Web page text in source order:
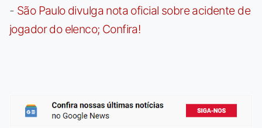
- São Paulo divulga nota oficial sobre acidente de
jogador do elenco; Confira!